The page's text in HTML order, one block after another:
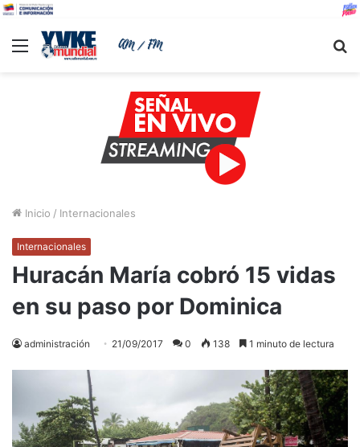
Menu
Inicio / Internacionales
Internacionales
Huracán María cobró 15 vidas
en su paso por Dominica
administración 21/09/2017 0 138 1 minuto de lectura